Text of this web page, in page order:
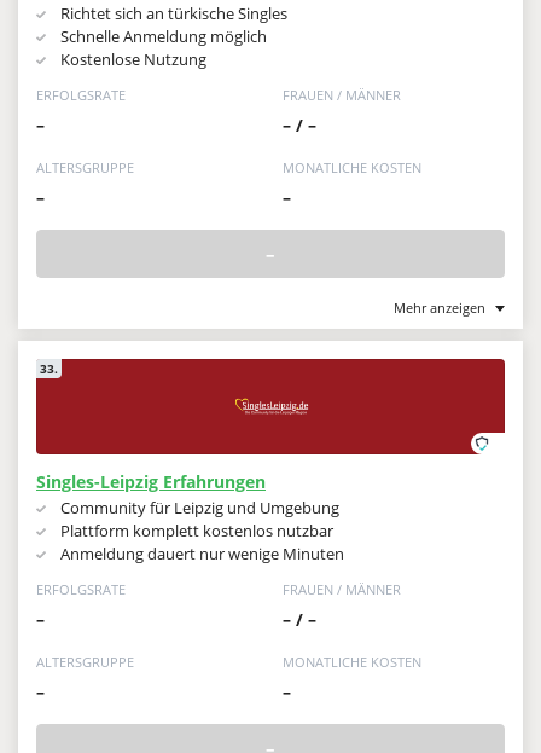
Richtet sich an türkische Singles
Schnelle Anmeldung möglich
Kostenlose Nutzung
ERFOLGSRATE
–
FRAUEN / MÄNNER
– / –
ALTERSGRUPPE
–
MONATLICHE KOSTEN
–
–
Mehr anzeigen
33.
Singles-Leipzig Erfahrungen
Community für Leipzig und Umgebung
Plattform komplett kostenlos nutzbar
Anmeldung dauert nur wenige Minuten
ERFOLGSRATE
–
FRAUEN / MÄNNER
– / –
ALTERSGRUPPE
–
MONATLICHE KOSTEN
–
–